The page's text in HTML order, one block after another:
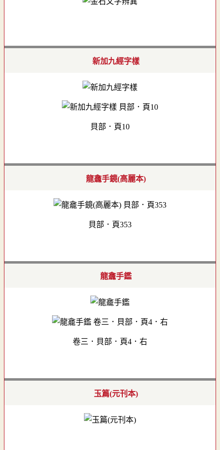
新加九經字樣
貝部．頁10
龍龕手鏡(高麗本)
貝部．頁353
龍龕手鑑
卷三．貝部．頁4．右
玉篇(元刊本)